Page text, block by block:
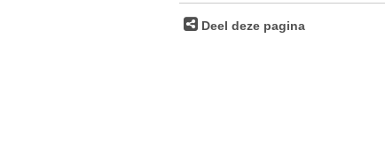
Deel deze pagina